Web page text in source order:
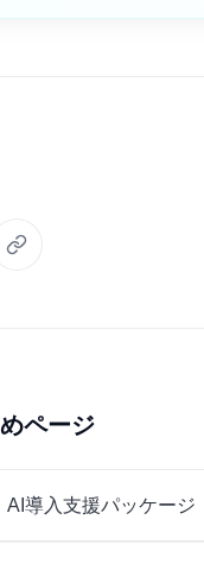
ページ
AI導入支援パッケージ